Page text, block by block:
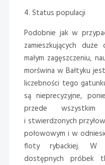
4. Status populacji
Podobnie jak w
zamieszkujących
małym zagęszczeniu,
morświna w Bałtyku
liczebności tego
są nieprecyzyjne,
przede
i stwierdzonych
połowowym i w
floty rybackiej. W
dostępnych próbek